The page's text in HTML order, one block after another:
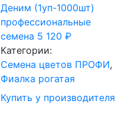
Деним (1уп-1000шт)
профессиональные
семена 5 120₽
Категории:
Cемена цветов ПРОФИ,
Фиалка рогатая
Купить у производителя